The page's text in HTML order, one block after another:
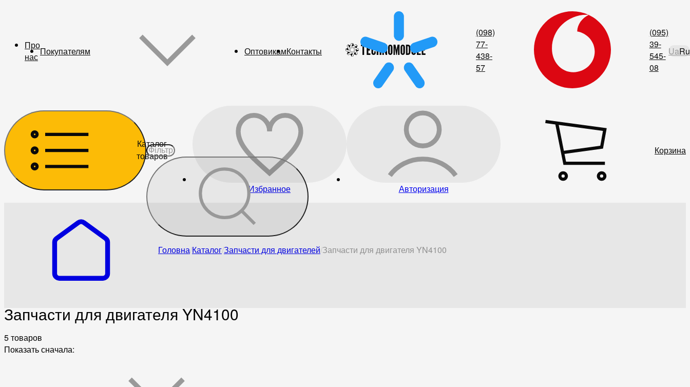
Про
нас Покупателям ОптовикамКонтакты
(098)
77-
438-
57
(095)
39-
545-
08
UaRu
Каталог
товаров
Избранное Авторизация
Корзина
Головна КаталогЗапчасти для двигателей Запчасти для двигателя YN4100
Запчасти для двигателя YN4100
5 товаров
Показать сначала: